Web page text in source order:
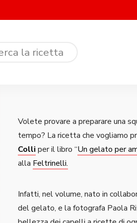
Volete provare a preparare una
tempo? La ricetta che vogliamo
Colli per il libro “Un gelato per
alla Feltrinelli.
Infatti, nel volume, nato in
del gelato, e la fotografa Paola